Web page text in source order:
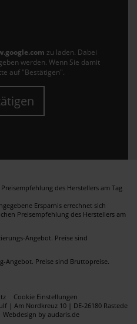
zu laden. Dabei
werden. Wenn Sie damit
auf "Bestätigen".
des Herstellers am Tag
Ersparnis errechnet sich
Preisempfehlung des Herstellers am
Angebot. Preise sind
Angebot. Preise sind Bruttopreise.
Cookie Einstellungen
| Am Nordkreuz 10 | DE-26180 Rastede
Webdesign by audaris.de